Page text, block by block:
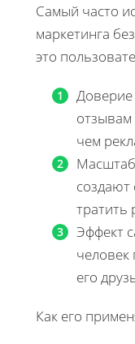
Самый часто
маркетинга
это
отзывам
чем
создают
тратить
Эффект
человек
его
Как его